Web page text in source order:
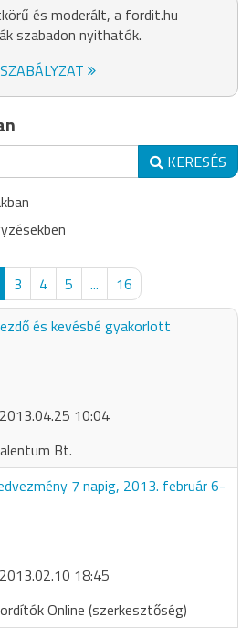
és moderált, a fordit.hu
szabadon nyithatók.
SZABÁLYZAT
KERESÉS
3 4 5 ...
16
és kevésbé gyakorlott
2013.04.25 10:04
Bt.
7 napig, 2013. február 6-
2013.02.10 18:45
Online (szerkesztőség)